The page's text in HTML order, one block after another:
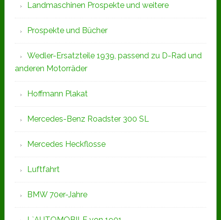
Landmaschinen Prospekte und weitere
Prospekte und Bücher
Wedler-Ersatzteile 1939, passend zu D-Rad und
anderen Motorräder
Hoffmann Plakat
Mercedes-Benz Roadster 300 SL
Mercedes Heckflosse
Luftfahrt
BMW 70er-Jahre